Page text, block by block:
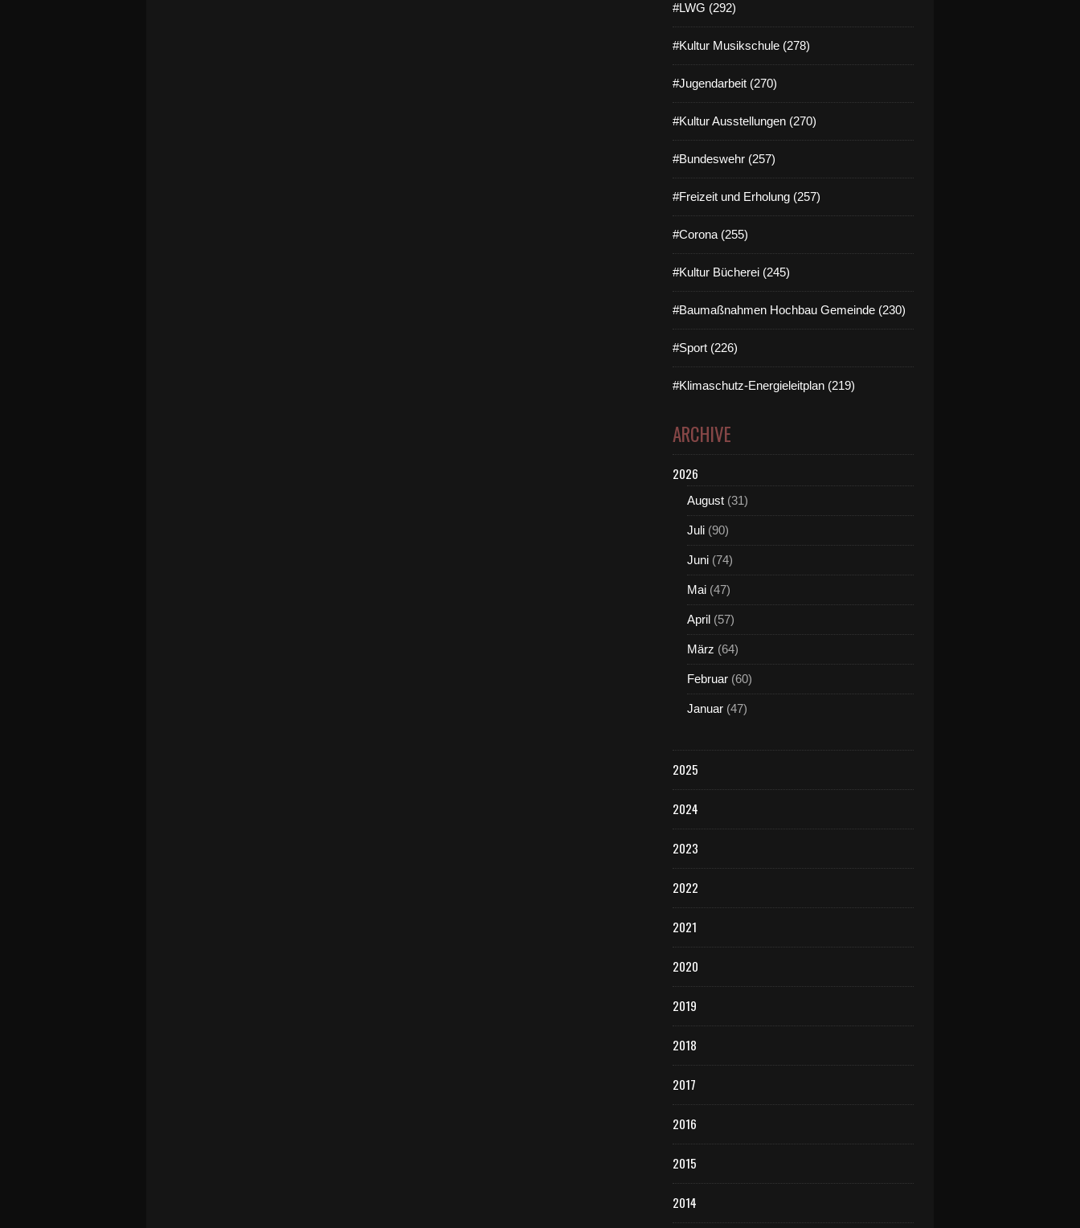
#LWG (292)
#Kultur Musikschule (278)
#Jugendarbeit (270)
#Kultur Ausstellungen (270)
#Bundeswehr (257)
#Freizeit und Erholung (257)
#Corona (255)
#Kultur Bücherei (245)
#Baumaßnahmen Hochbau Gemeinde (230)
#Sport (226)
#Klimaschutz-Energieleitplan (219)
ARCHIVE
2026
August (31)
Juli (90)
Juni (74)
Mai (47)
April (57)
März (64)
Februar (60)
Januar (47)
2025
2024
2023
2022
2021
2020
2019
2018
2017
2016
2015
2014